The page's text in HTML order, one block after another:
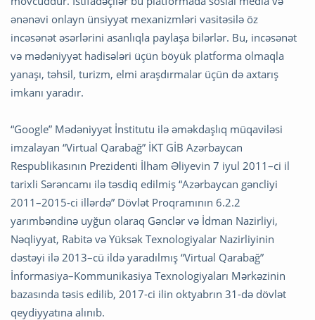
ənənəvi onlayn ünsiyyət mexanizmləri vasitəsilə öz
incəsənət əsərlərini asanlıqla paylaşa bilərlər. Bu, incəsənət
və mədəniyyət hadisələri üçün böyük platforma olmaqla
yanaşı, təhsil, turizm, elmi araşdırmalar üçün də axtarış
imkanı yaradır.
“Google” Mədəniyyət İnstitutu ilə əməkdaşlıq müqaviləsi
imzalayan “Virtual Qarabağ” İKT GİB Azərbaycan
Respublikasının Prezidenti İlham Əliyevin 7 iyul 2011–ci il
tarixli Sərəncamı ilə təsdiq edilmiş “Azərbaycan gəncliyi
2011–2015-ci illərdə” Dövlət Proqramının 6.2.2
yarımbəndinə uyğun olaraq Gənclər və İdman Nazirliyi,
Nəqliyyat, Rabitə və Yüksək Texnologiyalar Nazirliyinin
dəstəyi ilə 2013–cü ildə yaradılmış “Virtual Qarabağ”
İnformasiya–Kommunikasiya Texnologiyaları Mərkəzinin
bazasında təsis edilib, 2017-ci ilin oktyabrın 31-də dövlət
qeydiyyatına alınıb.